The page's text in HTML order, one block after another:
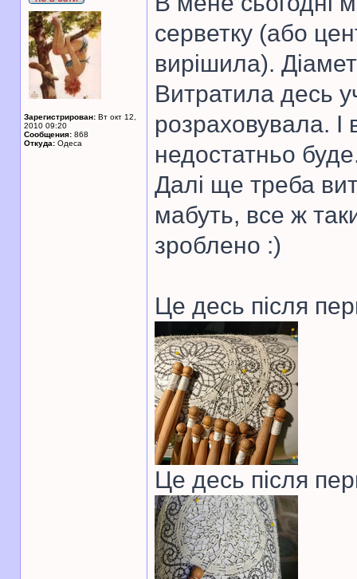
Зарегистрирован: Вт окт 12,
2010 09:20
Сообщения: 868
Откуда: Одеса
серветку (або
вирішила).
Витратила десь
розраховувала.
недостатньо
Далі ще треба
мабуть, все ж
зроблено :)
Це десь після
Це десь після